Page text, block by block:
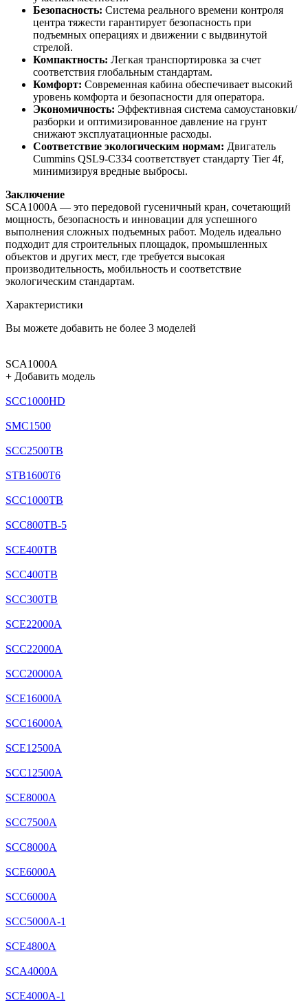
Безопасность: Система реального времени контроля
центра тяжести гарантирует безопасность при
подъемных операциях и движении с выдвинутой
стрелой.
Компактность: Легкая транспортировка за счет
соответствия глобальным стандартам.
Комфорт: Современная кабина обеспечивает высокий
уровень комфорта и безопасности для оператора.
Экономичность: Эффективная система самоустановки/
разборки и оптимизированное давление на грунт
снижают эксплуатационные расходы.
Соответствие экологическим нормам: Двигатель
Cummins QSL9-C334 соответствует стандарту Tier 4f,
минимизируя вредные выбросы.
Заключение
SCA1000A — это передовой гусеничный кран, сочетающий
мощность, безопасность и инновации для успешного
выполнения сложных подъемных работ. Модель идеально
подходит для строительных площадок, промышленных
объектов и других мест, где требуется высокая
производительность, мобильность и соответствие
экологическим стандартам.
Характеристики
Вы можете добавить не более 3 моделей
SCA1000A
+ Добавить модель
SCC1000HD
SMC1500
SCC2500TB
STB1600T6
SCC1000TB
SCC800TB-5
SCE400TB
SCC400TB
SCC300TB
SCE22000A
SCC22000A
SCC20000A
SCE16000A
SCC16000A
SCE12500A
SCC12500A
SCE8000A
SCC7500A
SCC8000A
SCE6000A
SCC6000A
SCC5000A-1
SCE4800A
SCA4000A
SCE4000A-1